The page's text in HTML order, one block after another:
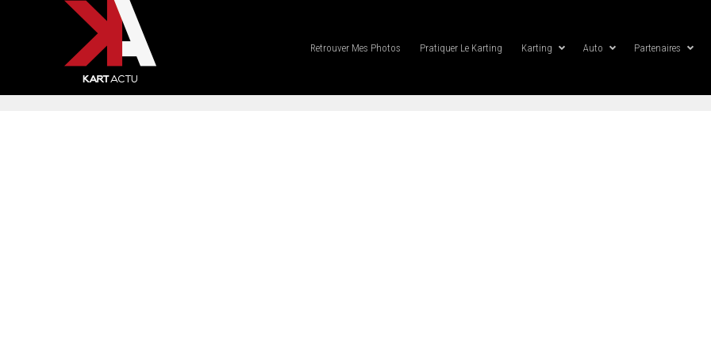
Retrouver Mes Photos Pratiquer Le Karting Karting Auto Partenaires